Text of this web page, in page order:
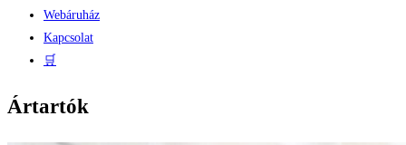
Webáruház
Kapcsolat
🛒
Ártartók